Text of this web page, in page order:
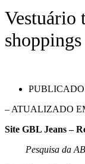
Vestuário
shoppings
– ATUALIZADO
Site GBL Jeans –
Pesquisa da